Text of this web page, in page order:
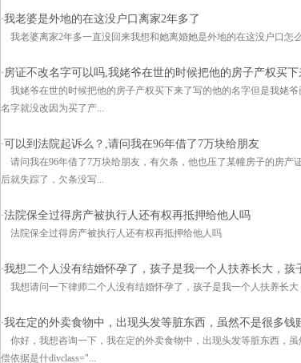
·我老婆是外地的在这没户口离家2年多了
我老婆离家2年多一直没回来我想和她离婚她是外地的在这没户口怎
· 房证不改名字可以吗,我姥爷在世的时候把他的房子产权买
我姥爷在世的时候把他的房子产权买下来了写的他的名字但是我姥
名字就没改因为买了产...
·可以到法院起诉么？,请问我在96年借了7万块给朋友
请问我在96年借了7万块给朋友，有欠条，他也压了某幢房子的房
后就失踪了，欠条没写...
·法院保全过得房产被执行人还有权再抵押给他人吗
法院保全过得房产被执行人还有权再抵押给他人吗
·我想二个人没有结婚怀孕了，孩子是我一个人扶养长大，孩
我想请问一下律师二个人没有结婚怀孕了，孩子是我一个人扶养长
·我在定的外卖食物中，出现头发等脏东西，虽然不是很多钱
你好，我想咨询一下，我在定的外卖食物中，出现头发等脏东西，
偿依据是什divclass="...